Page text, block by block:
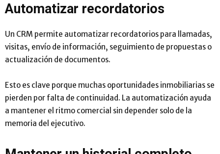
Automatizar recordatorios
Un CRM permite automatizar recordatorios para llamadas,
visitas, envío de información, seguimiento de propuestas o
actualización de documentos.
Esto es clave porque muchas oportunidades inmobiliarias se
pierden por falta de continuidad. La automatización ayuda
a mantener el ritmo comercial sin depender solo de la
memoria del ejecutivo.